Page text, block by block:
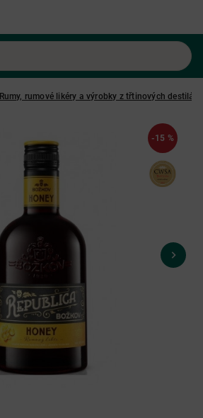
Rumy, rumové likéry a výrobky z třtinových destilátů
-15 %